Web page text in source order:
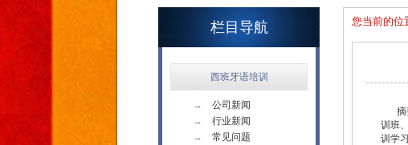
栏目导航
西班牙语培训
→
公司新闻
→
行业新闻
→
常见问题
您当前的位
训班
训学